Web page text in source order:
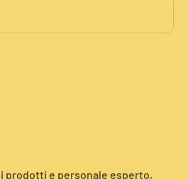
prodotti e personale esperto,